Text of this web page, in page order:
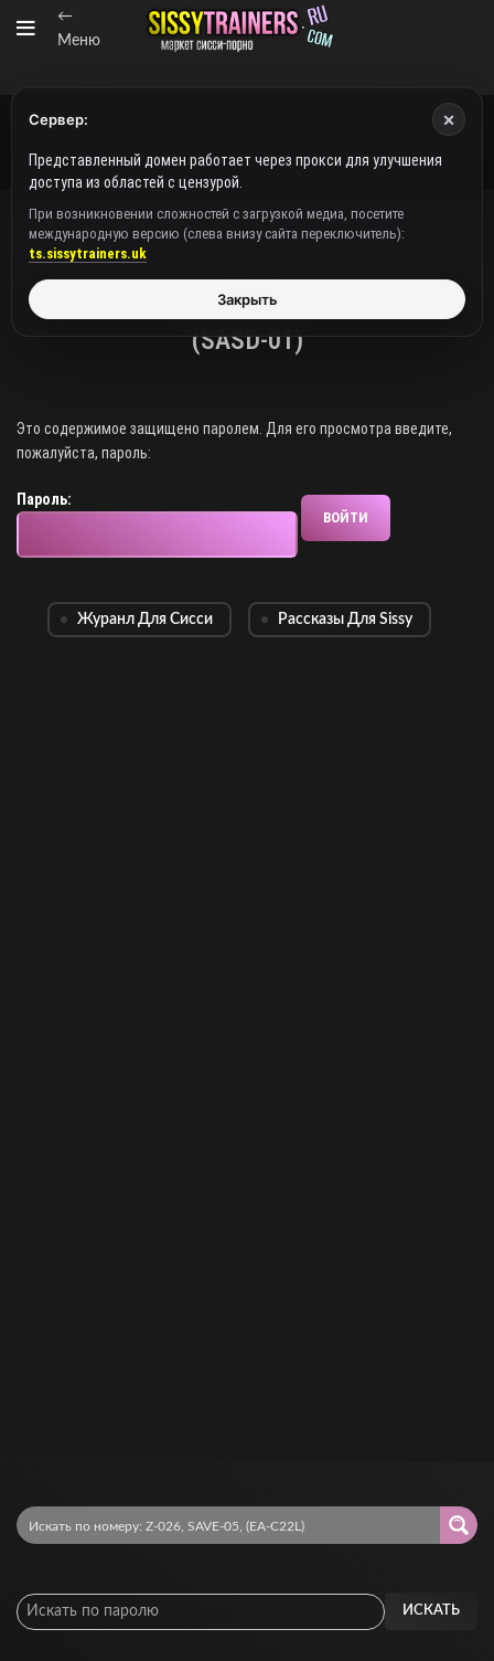
←
Меню
Защищено: [Журнал] Shemale Domination
(SASD-01)
Это содержимое защищено паролем. Для его просмотра введите,
пожалуйста, пароль:
Пароль:
Журанл Для Сисси Рассказы Для Sissy
ИСКАТЬ
Сервер: ×
Представленный домен работает через прокси для улучшения
доступа из областей с цензурой.
При возникновении сложностей с загрузкой медиа, посетите
международную версию (слева внизу сайта переключитель):
ts.sissytrainers.uk
Закрыть